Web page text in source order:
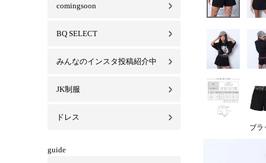
comingsoon
BQ SELECT
みんなのインスタ投稿紹介中
JK制服
ドレス
guide
ブラ